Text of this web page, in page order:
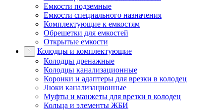
Емкости подземные
Емкости специального назначения
Комплектующие к емкостям
Обрешетки для емкостей
Открытые емкости
Колодцы и комплектующие
Колодцы дренажные
Колодцы канализационные
Коронки и адаптеры для врезки в колодец
Люки канализационные
Муфты и манжеты для врезки в колодец
Кольца и элементы ЖБИ